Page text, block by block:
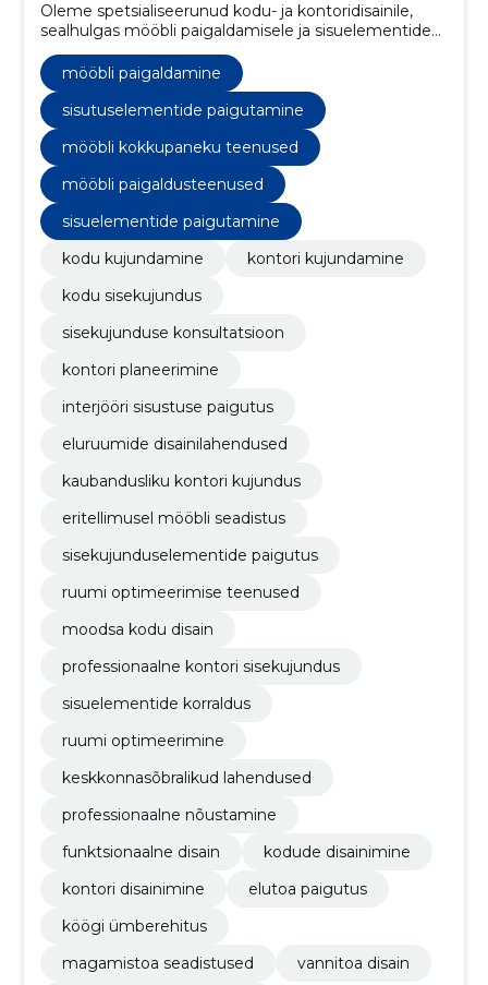
Oleme spetsialiseerunud kodu- ja kontoridisainile,
sealhulgas mööbli paigaldamisele ja sisuelementide
strateegilisele paigutamisele.
mööbli paigaldamine
sisutuselementide paigutamine
mööbli kokkupaneku teenused
mööbli paigaldusteenused
sisuelementide paigutamine
kodu kujundamine
kontori kujundamine
kodu sisekujundus
sisekujunduse konsultatsioon
kontori planeerimine
interjööri sisustuse paigutus
eluruumide disainilahendused
kaubandusliku kontori kujundus
eritellimusel mööbli seadistus
sisekujunduselementide paigutus
ruumi optimeerimise teenused
moodsa kodu disain
professionaalne kontori sisekujundus
sisuelementide korraldus
ruumi optimeerimine
keskkonnasõbralikud lahendused
professionaalne nõustamine
funktsionaalne disain
kodude disainimine
kontori disainimine
elutoa paigutus
köögi ümberehitus
magamistoa seadistused
vannitoa disain